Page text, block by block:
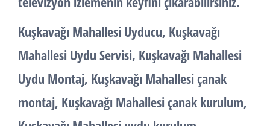
Kuşkavağı Mahallesi Uyducu, Kuşkavağı
Mahallesi Uydu Servisi, Kuşkavağı Mahallesi
Uydu Montaj, Kuşkavağı Mahallesi çanak
montaj, Kuşkavağı Mahallesi çanak kurulum,